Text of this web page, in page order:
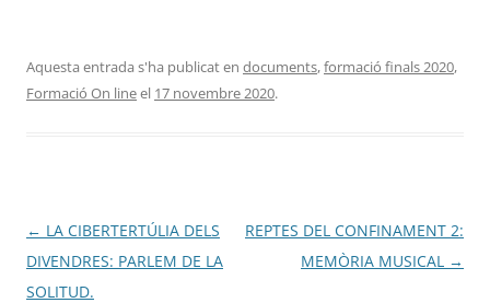
Aquesta entrada s'ha publicat en documents,formació finals 2020,
Formació On lineel 17 novembre 2020.
Navegació
per
les
← LA CIBERTERTÚLIA DELS
DIVENDRES: PARLEM DE LA
SOLITUD.
REPTES DEL CONFINAMENT 2:
MEMÒRIA MUSICAL →